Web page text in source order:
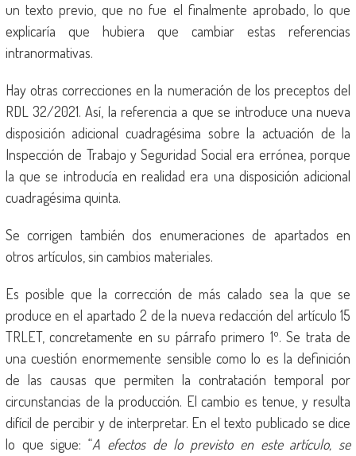
un texto previo, que no fue el finalmente aprobado, lo que
explicaría que hubiera que cambiar estas referencias
intranormativas.
Hay otras correcciones en la numeración de los preceptos del
RDL 32/2021. Así, la referencia a que se introduce una nueva
disposición adicional cuadragésima sobre la actuación de la
Inspección de Trabajo y Seguridad Social era errónea, porque
la que se introducía en realidad era una disposición adicional
cuadragésima quinta.
Se corrigen también dos enumeraciones de apartados en
otros artículos, sin cambios materiales.
Es posible que la corrección de más calado sea la que se
produce en el apartado 2 de la nueva redacción del artículo 15
TRLET, concretamente en su párrafo primero 1º. Se trata de
una cuestión enormemente sensible como lo es la definición
de las causas que permiten la contratación temporal por
circunstancias de la producción. El cambio es tenue, y resulta
difícil de percibir y de interpretar. En el texto publicado se dice
lo que sigue: “A efectos de lo previsto en este artículo, se